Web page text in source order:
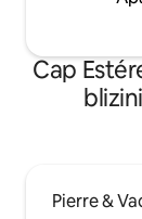
Cap
Pierre &